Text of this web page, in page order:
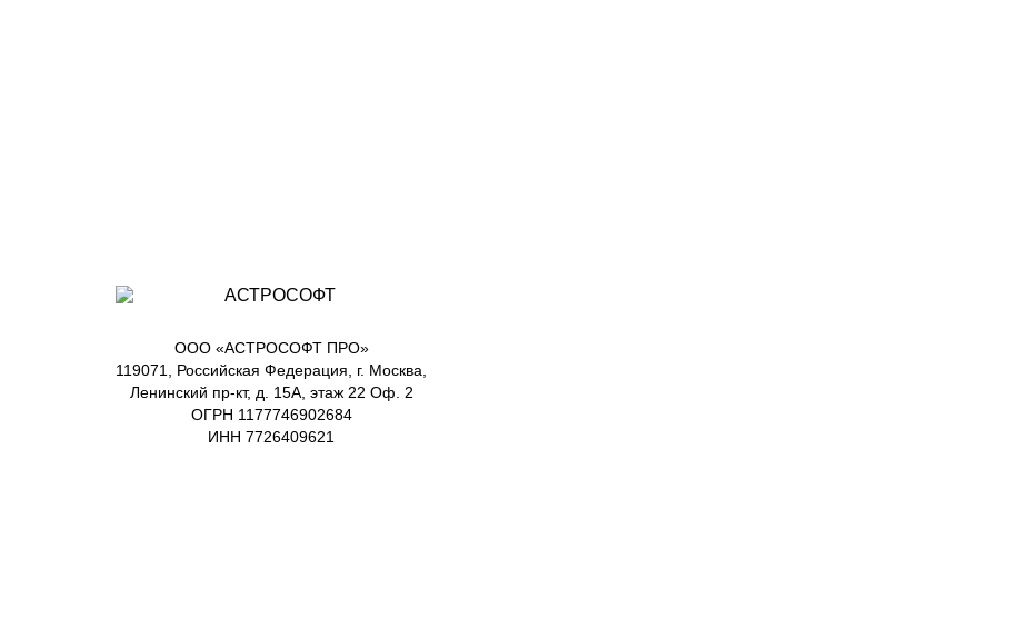
ООО «АСТРОСОФТ ПРО»
119071, Российская Федерация, г. Москва,
Ленинский пр-кт, д. 15А, этаж 22 Оф. 2
ОГРН 1177746902684
ИНН 7726409621